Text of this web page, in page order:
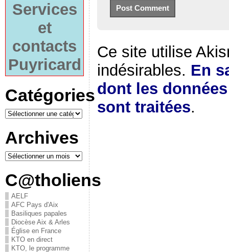
Services
et
contacts
Puyricard
Catégories
Archives
C@tholiens
AELF
AFC Pays d'Aix
Basiliques papales
Diocèse Aix & Arles
Église en France
KTO en direct
KTO, le programme
Ce site utilise
indésirables. En
dont les
sont traitées.